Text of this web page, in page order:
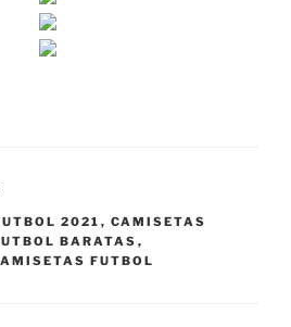
2021 , CAMISETAS
BARATAS ,
FUTBOL